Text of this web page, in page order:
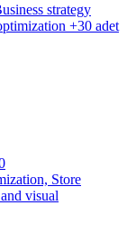
strategy
+30 adet
Store
visual